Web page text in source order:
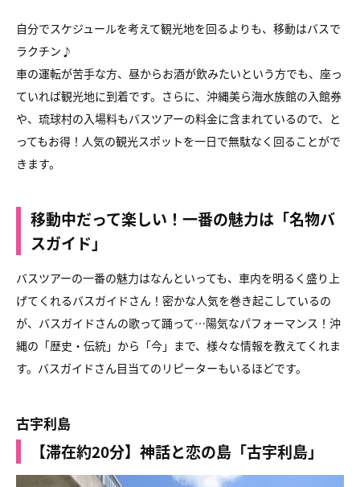
自分でスケジュールを考えて観光地を回るよりも、移動はバスで
ラクチン♪
車の運転が苦手な方、昼からお酒が飲みたいという方でも、座っ
ていれば観光地に到着です。さらに、沖縄美ら海水族館の入館券
や、琉球村の入場料もバスツアーの料金に含まれているので、と
ってもお得！人気の観光スポットを一日で無駄なく回ることがで
きます。
移動中だって楽しい！一番の魅力は「名物バ
スガイド」
バスツアーの一番の魅力はなんといっても、車内を明るく盛り上
げてくれるバスガイドさん！密かな人気を巻き起こしているの
が、バスガイドさんの歌って踊って…陽気なパフォーマンス！沖
縄の「歴史・伝統」から「今」まで、様々な情報を教えてくれま
す。バスガイドさん目当てのリピーターもいるほどです。
古宇利島
【滞在約20分】神話と恋の島「古宇利島」